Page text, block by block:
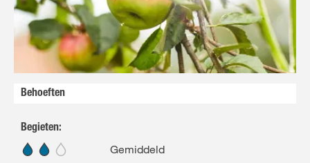
FR NL
Behoeften
Begieten:
Gemiddeld